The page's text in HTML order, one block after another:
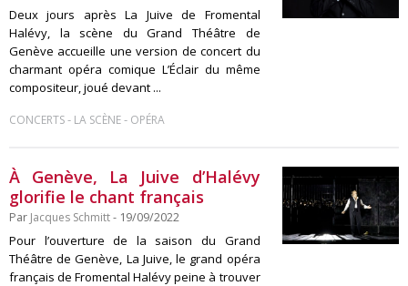
Deux jours après La Juive de Fromental
Halévy, la scène du Grand Théâtre de
Genève accueille une version de concert du
charmant opéra comique L’Éclair du même
compositeur, joué devant ...
CONCERTS- LA SCÈNE- OPÉRA
À Genève, La Juive d’Halévy
glorifie le chant français
Par Jacques Schmitt- 19/09/2022
Pour l’ouverture de la saison du Grand
Théâtre de Genève, La Juive, le grand opéra
français de Fromental Halévy peine à trouver